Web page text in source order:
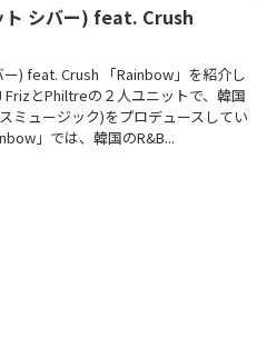
シバー) feat. Crush
) feat. Crush 「Rainbow」を紹介し
とPhiltreの２人ユニットで、韓国
ミュージック)をプロデュースしてい
」では、韓国のR&B...